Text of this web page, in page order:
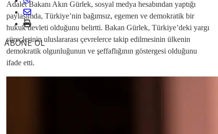
ABONE OL
Adalet Bakanı Akın Gürlek, sosyal medya hesabından yaptığı
paylaşımda, Türkiye’nin bağımsız, egemen ve demokratik bir
hukuk devleti olduğunu belirtti. Bakan Gürlek, Türkiye’deki yargı
süreçlerinin uluslararası çevrelerce takip edilmesinin ülkenin
demokratik olgunluğunun ve şeffaflığının göstergesi olduğunu
ifade etti.